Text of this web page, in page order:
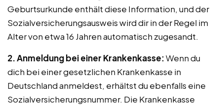
Geburtsurkunde enthält diese Information, und der
Sozialversicherungsausweis wird dir in der Regel im
Alter von etwa 16 Jahren automatisch zugesandt.
2. Anmeldung bei einer Krankenkasse:Wenn du
dich bei einer gesetzlichen Krankenkasse in
Deutschland anmeldest, erhältst du ebenfalls eine
Sozialversicherungsnummer. Die Krankenkasse